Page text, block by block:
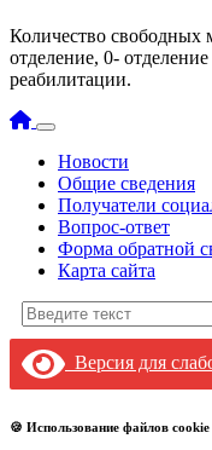
Количество свободных
отделение, 0-
реабилитации.
Новости
Общие сведения
Получатели
Вопрос-ответ
Форма обратной
Карта сайта
Поиск:
Версия для
🍪 Использование файлов cookie